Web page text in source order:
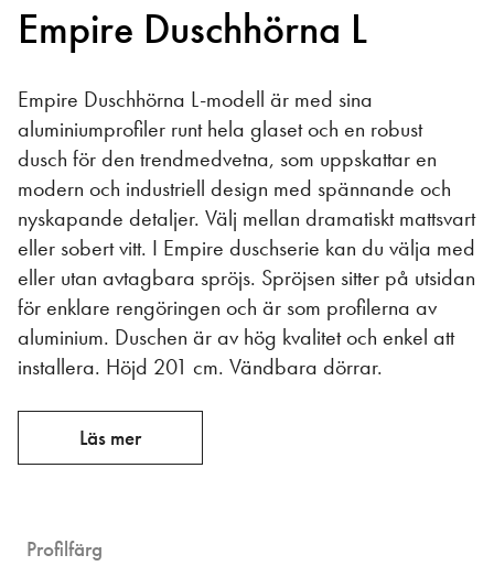
Empire Duschhörna L
Empire Duschhörna L-modell är med sina
aluminiumprofiler runt hela glaset och en robust
dusch för den trendmedvetna, som uppskattar en
modern och industriell design med spännande och
nyskapande detaljer. Välj mellan dramatiskt mattsvart
eller sobert vitt. I Empire duschserie kan du välja med
eller utan avtagbara spröjs. Spröjsen sitter på utsidan
för enklare rengöringen och är som profilerna av
aluminium. Duschen är av hög kvalitet och enkel att
installera. Höjd 201 cm. Vändbara dörrar.
Läs mer
Profilfärg